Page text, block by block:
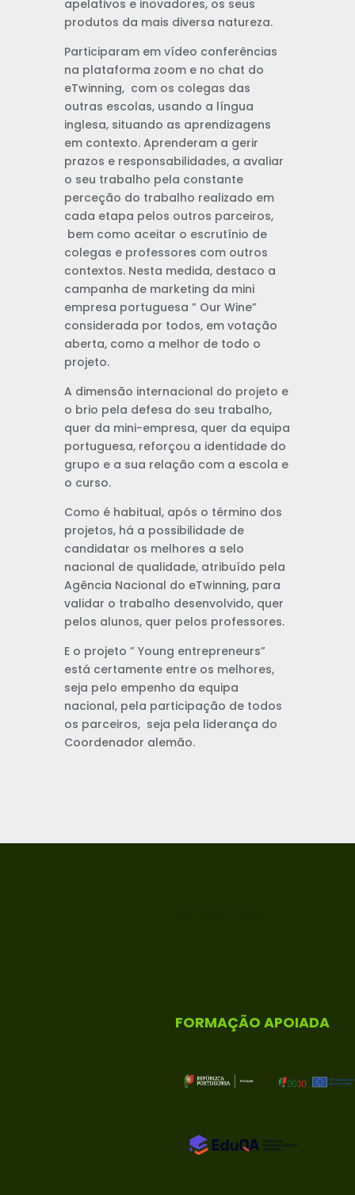
apelativos e inovadores, os seus
produtos da mais diversa natureza.
Participaram em vídeo conferências
na plataforma zoom e no chat do
eTwinning, com os colegas das
outras escolas, usando a língua
inglesa, situando as aprendizagens
em contexto. Aprenderam a gerir
prazos e responsabilidades, a avaliar
o seu trabalho pela constante
perceção do trabalho realizado em
cada etapa pelos outros parceiros,
bem como aceitar o escrutínio de
colegas e professores com outros
contextos. Nesta medida, destaco a
campanha de marketing da mini
empresa portuguesa ” Our Wine”
considerada por todos, em votação
aberta, como a melhor de todo o
projeto.
A dimensão internacional do projeto e
o brio pela defesa do seu trabalho,
quer da mini-empresa, quer da equipa
portuguesa, reforçou a identidade do
grupo e a sua relação com a escola e
o curso.
Como é habitual, após o término dos
projetos, há a possibilidade de
candidatar os melhores a selo
nacional de qualidade, atribuído pela
Agência Nacional do eTwinning, para
validar o trabalho desenvolvido, quer
pelos alunos, quer pelos professores.
E o projeto ” Young entrepreneurs”
está certamente entre os melhores,
seja pelo empenho da equipa
nacional, pela participação de todos
os parceiros, seja pela liderança do
Coordenador alemão.
FORMAÇÃO APOIADA